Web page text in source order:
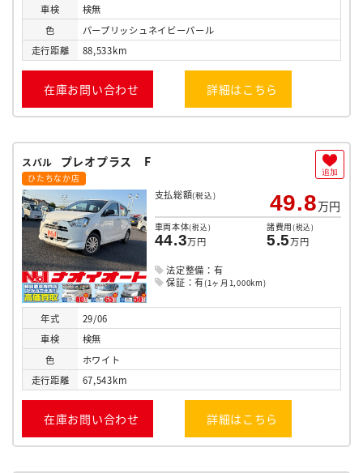
車検
検無
色
パープリッシュネイビーパール
走行距離 88,533km
在庫お問い合わせ 詳細はこちら
スバル プレオプラス F
ひたちなか店
支払総額(税込) 49.8万円
車両本体(税込)
44.3万円
諸費用(税込)
5.5万円
法定整備：有
保証：有(1ヶ月1,000km)
年式
29/06
車検
検無
色
ホワイト
走行距離 67,543km
在庫お問い合わせ 詳細はこちら
追加